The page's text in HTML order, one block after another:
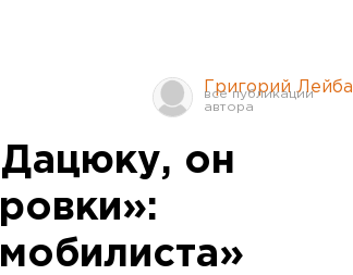
Григорий Лейба
он